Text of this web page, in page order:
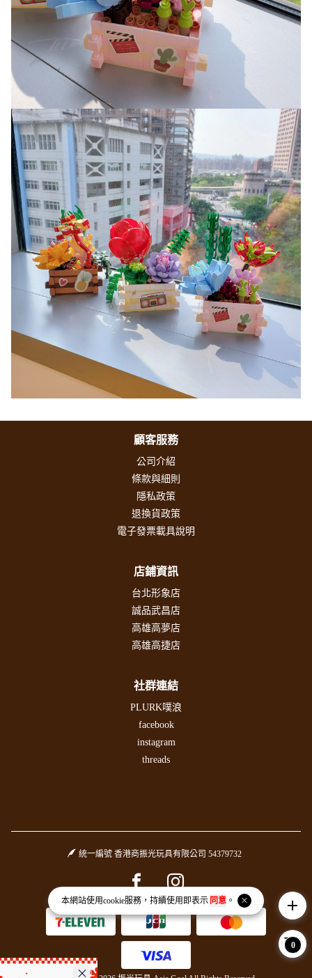
本網站使用cookie服務，持續使用即表示 同意。
顧客服務
公司介紹
條款與細則
隱私政策
退換貨政策
電子發票載具說明
店鋪資訊
台北形象店
誠品武昌店
高雄高夢店
高雄高捷店
社群連結
PLURK噗浪
facebook
instagram
threads
統一編號 香港商振光玩具有限公司 54379732
Facebook pageInstagram page
add
0